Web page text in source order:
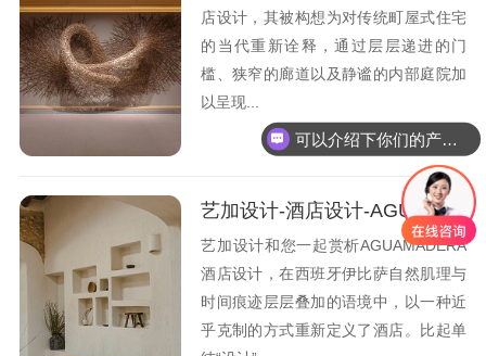
店设计，其被构想为对传统町屋式住宅
的当代重新诠释，通过层层递进的门
槛、狭窄的廊道以及静谧的内部庭院加
以呈现...
艺加设计-酒店设计-AGUAMADERA 酒店：重新回到与自然共生的状态中
艺加设计和您一起赏析AGUAMADERA
酒店设计，在西班牙伊比萨自然肌理与
时间痕迹层层叠加的语境中，以一种近
乎克制的方式重新定义了酒店。比起单
可以介绍下你们的产品么